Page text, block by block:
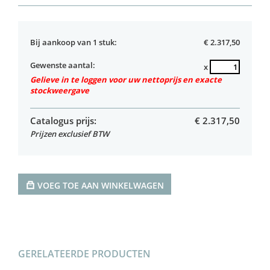
Bij aankoop van 1 stuk: € 2.317,50
Gewenste aantal:
x
Gelieve in te loggen voor uw nettoprijs en exacte
stockweergave
Catalogus prijs:
Prijzen exclusief BTW
€ 2.317,50
VOEG TOE AAN WINKELWAGEN
GERELATEERDE PRODUCTEN